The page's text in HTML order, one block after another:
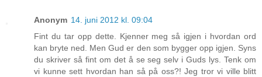
Anonym 14. juni 2012 kl. 09:04
Fint du tar opp dette. Kjenner meg så igjen i hvordan ord
kan bryte ned. Men Gud er den som bygger opp igjen. Syns
du skriver så fint om det å se seg selv i Guds lys. Tenk om
vi kunne sett hvordan han så på oss?! Jeg tror vi ville blitt